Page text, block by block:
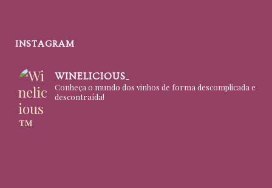
INSTAGRAM
WINELICIOUS_
Conheça o mundo dos vinhos de forma descomplicada e
descontraída!